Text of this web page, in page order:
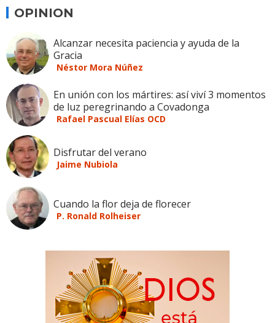
OPINION
Alcanzar necesita paciencia y ayuda de la
Gracia
Néstor Mora Núñez
En unión con los mártires: así viví 3 momentos
de luz peregrinando a Covadonga
Rafael Pascual Elías OCD
Disfrutar del verano
Jaime Nubiola
Cuando la flor deja de florecer
P. Ronald Rolheiser